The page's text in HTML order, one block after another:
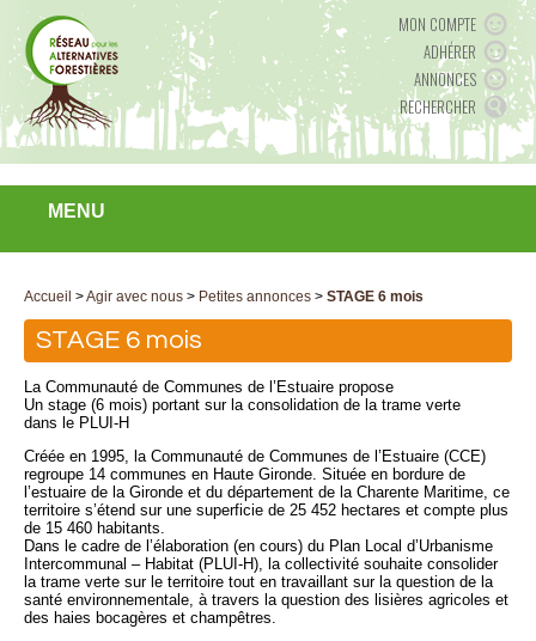
MON COMPTE
ADHÉRER
ANNONCES
RECHERCHER
MENU
Accueil >Agir avec nous > Petites annonces > STAGE 6 mois
STAGE 6 mois
La Communauté de Communes de l’Estuaire propose
Un stage (6 mois) portant sur la consolidation de la trame verte
dans le PLUI-H
Créée en 1995, la Communauté de Communes de l’Estuaire (CCE)
regroupe 14 communes en Haute Gironde. Située en bordure de
l’estuaire de la Gironde et du département de la Charente Maritime, ce
territoire s’étend sur une superficie de 25 452 hectares et compte plus
de 15 460 habitants.
Dans le cadre de l’élaboration (en cours) du Plan Local d’Urbanisme
Intercommunal – Habitat (PLUI-H), la collectivité souhaite consolider
la trame verte sur le territoire tout en travaillant sur la question de la
santé environnementale, à travers la question des lisières agricoles et
des haies bocagères et champêtres.